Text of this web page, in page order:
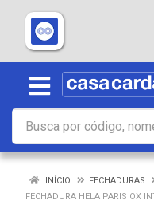
INÍCIO FECHADURAS
FECHADURA HELA PARIS OX